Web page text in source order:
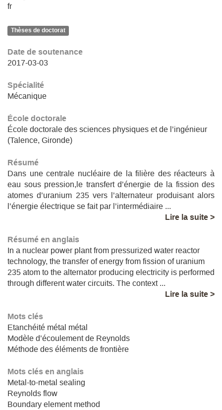
fr
Thèses de doctorat
Date de soutenance
2017-03-03
Spécialité
Mécanique
École doctorale
École doctorale des sciences physiques et de l’ingénieur
(Talence, Gironde)
Résumé
Dans une centrale nucléaire de la filière des réacteurs à
eau sous pression,le transfert d’énergie de la fission des
atomes d’uranium 235 vers l’alternateur produisant alors
l’énergie électrique se fait par l’intermédiaire ...
Lire la suite >
Résumé en anglais
In a nuclear power plant from pressurized water reactor
technology, the transfer of energy from fission of uranium
235 atom to the alternator producing electricity is performed
through different water circuits. The context ...
Lire la suite >
Mots clés
Etanchéité métal métal
Modèle d’écoulement de Reynolds
Méthode des éléments de frontière
Mots clés en anglais
Metal-to-metal sealing
Reynolds flow
Boundary element method